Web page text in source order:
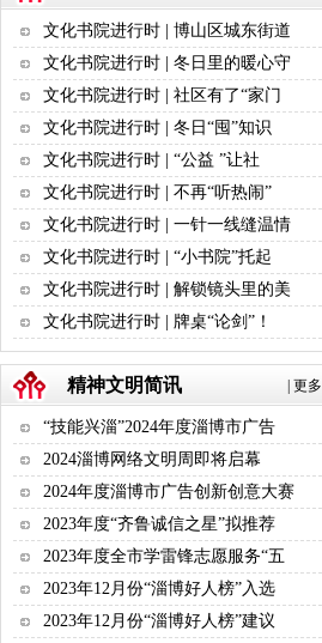
文化书院进行时 | 博山区城东街道
文化书院进行时 | 冬日里的暖心守
文化书院进行时 | 社区有了“家门
文化书院进行时 | 冬日“囤”知识
文化书院进行时 | “公益 ”让社
文化书院进行时 | 不再“听热闹”
文化书院进行时 | 一针一线缝温情
文化书院进行时 | “小书院”托起
文化书院进行时 | 解锁镜头里的美
文化书院进行时 | 牌桌“论剑”！
更多
精神文明简讯
“技能兴淄”2024年度淄博市广告
2024淄博网络文明周即将启幕
2024年度淄博市广告创新创意大赛
2023年度“齐鲁诚信之星”拟推荐
2023年度全市学雷锋志愿服务“五
2023年12月份“淄博好人榜”入选
2023年12月份“淄博好人榜”建议